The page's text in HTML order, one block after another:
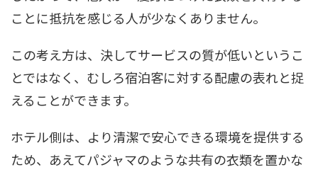
ことに抵抗を感じる人が少なくありません。
この考え方は、決してサービスの質が低いというこ
とではなく、むしろ宿泊客に対する配慮の表れと捉
えることができます。
ホテル側は、より清潔で安心できる環境を提供する
ため、あえてパジャマのような共有の衣類を置かな